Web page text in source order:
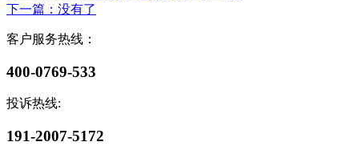
下一篇 ：没有了
客户服务热线：
400-0769-533
投诉热线:
191-2007-5172